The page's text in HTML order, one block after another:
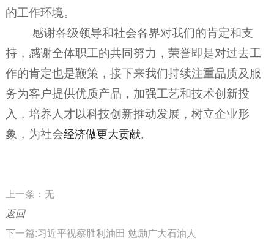
的工作环境。
感谢各级领导和社会各界对我们的肯定和支
持，感谢全体职工的共同努力，荣誉即是对过去工
作的肯定也是鞭策，接下来我们持续注重品质及服
务为客户提供优质产品，加强工艺和技术创新投
入，培养人才以科技创新推动发展，树立企业形
象，为社会经济做更大贡献。
上一条：无
返回
下一篇:习近平视察胜利油田 勉励广大石油人